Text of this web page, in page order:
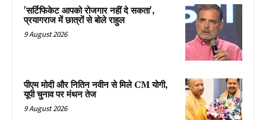
'सर्टिफिकेट आपको रोजगार नहीं दे सकता',
प्रयागराज में छात्रों से बोले राहुल
9 August 2026
पीएम मोदी और नितिन नवीन से मिले CM योगी,
यूपी चुनाव पर मंथन तेज
9 August 2026